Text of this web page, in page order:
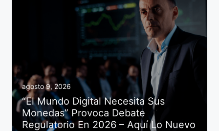
agosto 9, 2026
“El Mundo Digital Necesita Sus
Monedas” Provoca Debate
Regulatorio En 2026 – Aquí Lo Nuevo